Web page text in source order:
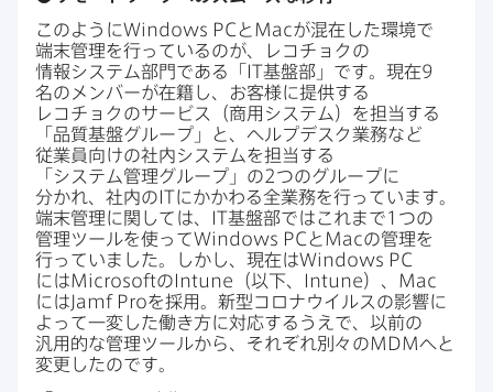
このようにWindows PCと Macが​混在した​環境で​
端末管理を​行っているのが、​レコチョクの​
情報システム部門である​「
IT基盤部」です。​現在9
名の​メンバーが​在籍し、​お客様に​提供する​
レコチョクの​サービス​（商用システム）を​担当する​
「品質基盤グループ」と、​ヘルプデスク業務など​
従業員向けの​社内システムを​担当する​
「システム管理グループ」の2つの​グループに​
分かれ、​社内の ITに​かかわる​全業務を​行っています。​
端末管理に​関しては、
IT基盤部では​これまで1 つの​
管理ツールを​使ってWindows PCと Macの​管理を​
行っていました。​しかし、​現在はWindows PC
にはMicrosoftの Intune （以下、 Intune）、 Mac
には Jamf Proを​採用。​新型コロナウイルスの​影響に​
よって​一変した​働き方に​対応するうえで、​以前の​
汎用的な​管理ツールから、​それぞれ別々のMDMへと​
変更したのです。